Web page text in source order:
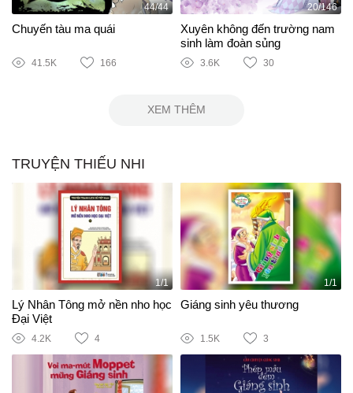
44/44
Chuyến tàu ma quái
41.5K 166
20/146
Xuyên không đến trường nam
sinh làm đoàn sủng
3.6K 30
XEM THÊM
TRUYỆN THIẾU NHI
1/1
Lý Nhân Tông mở nền nho học
Đại Việt
4.2K 4
1/1
Giáng sinh yêu thương
1.5K 3